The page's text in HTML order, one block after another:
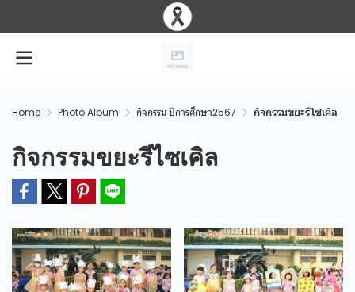
Home Photo Album กิจกรรม ปีการศึกษา2567 กิจกรรมขยะรีไซเคิล
กิจกรรมขยะรีไซเคิล